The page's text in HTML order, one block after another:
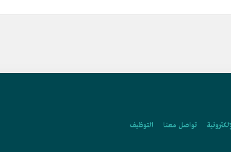
تواصل معنا التوظيف